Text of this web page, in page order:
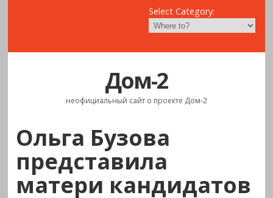
Select Category:
Дом-2
неофициальный сайт о проекте Дом-2
Ольга Бузова
представила
матери кандидатов